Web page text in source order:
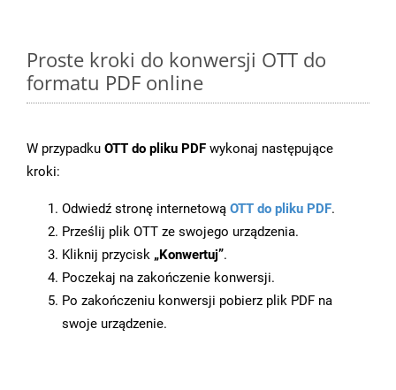
Proste kroki do konwersji OTT do
formatu PDF online
W przypadku OTT do pliku PDF wykonaj następujące
kroki:
Odwiedź stronę internetową OTT do pliku PDF.
Prześlij plik OTT ze swojego urządzenia.
Kliknij przycisk „Konwertuj”.
Poczekaj na zakończenie konwersji.
Po zakończeniu konwersji pobierz plik PDF na
swoje urządzenie.